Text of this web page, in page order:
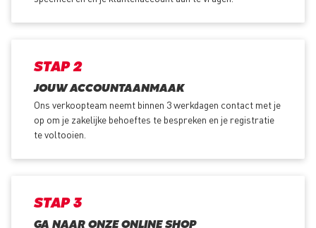
STAP 2
JOUW ACCOUNTAANMAAK
Ons verkoopteam neemt binnen 3 werkdagen contact met je
op om je zakelijke behoeftes te bespreken en je registratie
te voltooien.
STAP 3
GA NAAR ONZE ONLINE SHOP